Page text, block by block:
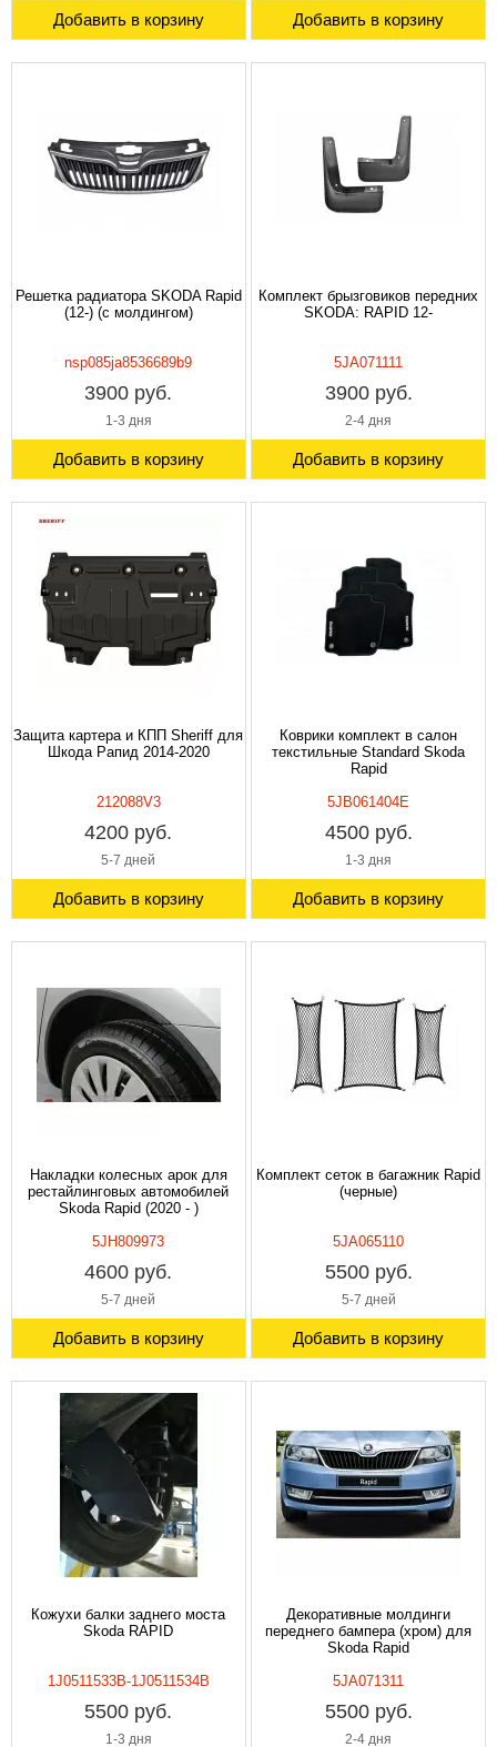
Добавить в корзину Добавить в корзину
Решетка радиатора SKODA Rapid
(12-) (с молдингом)
nsp085ja8536689b9
3900 руб.
1-3 дня
Добавить в корзину
Комплект брызговиков передних
SKODA: RAPID 12-
5JA071111
3900 руб.
2-4 дня
Добавить в корзину
Защита картера и КПП Sheriff для
Шкода Рапид 2014-2020
212088V3
4200 руб.
5-7 дней
Добавить в корзину
Коврики комплект в салон
текстильные Standard Skoda
Rapid
5JB061404E
4500 руб.
1-3 дня
Добавить в корзину
Накладки колесных арок для
рестайлинговых автомобилей
Skoda Rapid (2020 - )
5JH809973
4600 руб.
5-7 дней
Добавить в корзину
Комплект сеток в багажник Rapid
(черные)
5JA065110
5500 руб.
5-7 дней
Добавить в корзину
Кожухи балки заднего моста
Skoda RAPID
1J0511533B-1J0511534B
5500 руб.
1-3 дня
Декоративные молдинги
переднего бампера (хром) для
Skoda Rapid
5JA071311
5500 руб.
2-4 дня